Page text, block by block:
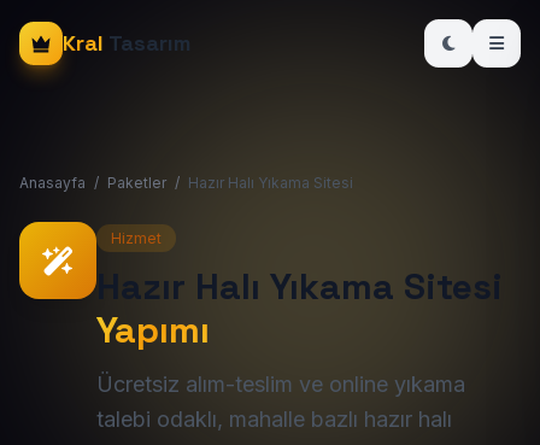
Kral Tasarım
Anasayfa / Paketler / Hazır Halı Yıkama Sitesi
Hizmet
Hazır Halı Yıkama Sitesi
Yapımı
Ücretsiz alım-teslim ve online yıkama
talebi odaklı, mahalle bazlı hazır halı